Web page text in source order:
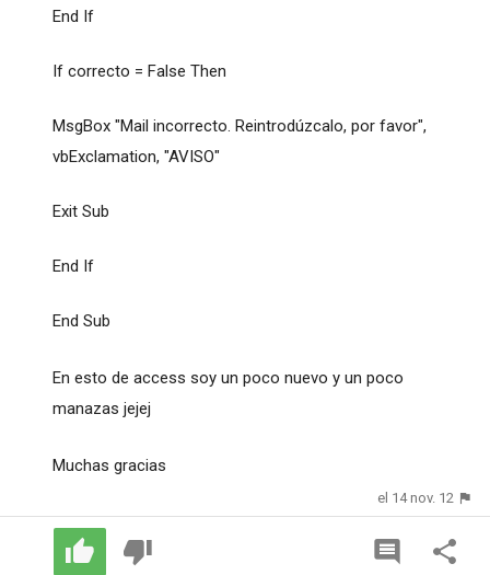
End If
If correcto = False Then
MsgBox "Mail incorrecto. Reintrodúzcalo, por favor",
vbExclamation, "AVISO"
Exit Sub
End If
End Sub
En esto de access soy un poco nuevo y un poco
manazas jejej
Muchas gracias
el 14 nov. 12